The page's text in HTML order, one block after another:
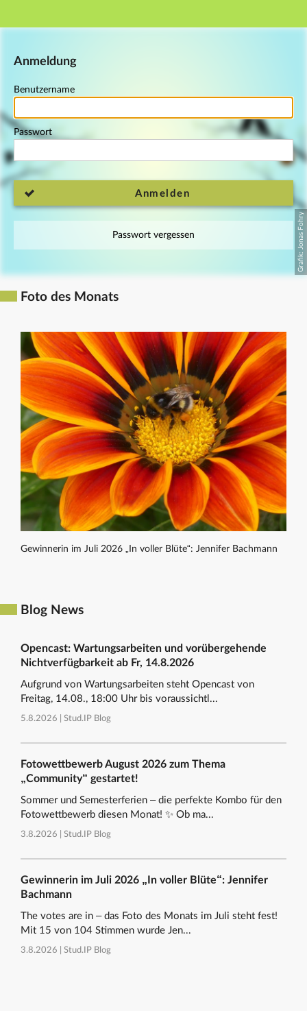
Hauptnavigation
Anmeldung
Benutzername
Passwort
Anmelden
Passwort vergessen
Foto des Monats
Gewinnerin im Juli 2026 „In voller Blüte“: Jennifer Bachmann
Blog News
Opencast: Wartungsarbeiten und vorübergehende
Nichtverfügbarkeit ab Fr, 14.8.2026
Aufgrund von Wartungsarbeiten steht Opencast von
Freitag, 14.08., 18:00 Uhr bis voraussichtl...
5.8.2026 | Stud.IP Blog
Fotowettbewerb August 2026 zum Thema
„Community“ gestartet!
Sommer und Semesterferien – die perfekte Kombo für den
Fotowettbewerb diesen Monat! ✨ Ob ma...
3.8.2026 | Stud.IP Blog
Gewinnerin im Juli 2026 „In voller Blüte“: Jennifer
Bachmann
The votes are in – das Foto des Monats im Juli steht fest!
Mit 15 von 104 Stimmen wurde Jen...
3.8.2026 | Stud.IP Blog